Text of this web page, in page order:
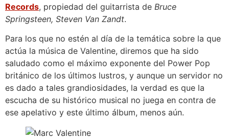
Records, propiedad del guitarrista de Bruce
Springsteen, Steven Van Zandt.
Para los que no estén al día de la temática sobre la que
actúa la música de Valentine, diremos que ha sido
saludado como el máximo exponente del Power Pop
británico de los últimos lustros, y aunque un servidor no
es dado a tales grandiosidades, la verdad es que la
escucha de su histórico musical no juega en contra de
ese apelativo y este último álbum, menos aún.